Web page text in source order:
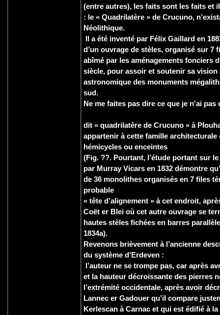
(entre autres), les faits sont les faits et
: le « Quadrilatère » de Crucuno,
Néolithique.
Il a été inventé par Félix Gaillard en
d’un ouvrage de stèles, organisé sur 7
abîmé par les aménagements fonciers
siècle, pour assoir et soutenir sa vision
astronomique des monuments
sud.
Ne me faites pas dire ce que je n'ai pas
dit « quadrilatère de Crucuno » à
appartenir à cette famille architecturale
hémicycles ou enceintes
(Fig. ??. Pourtant, l’étude portant sur
par Murray Vicars en 1832 démontre
de 36 monolithes organisés en 7 files
probable
« tête d’alignement » à cet endroit,
Coët er Blei où cet autre ouvrage se
hautes stèles fichées en barres
1834a).
Revenons brièvement à l’ancienne
du système d’Erdeven :
l’auteur ne se trompe pas, car après
et la hauteur décroissante des pierres
l’extrémité occidentale, après avoir
Lannec er Gadouer qu’il compare
Kerlescan à Carnac et qui est édifié à